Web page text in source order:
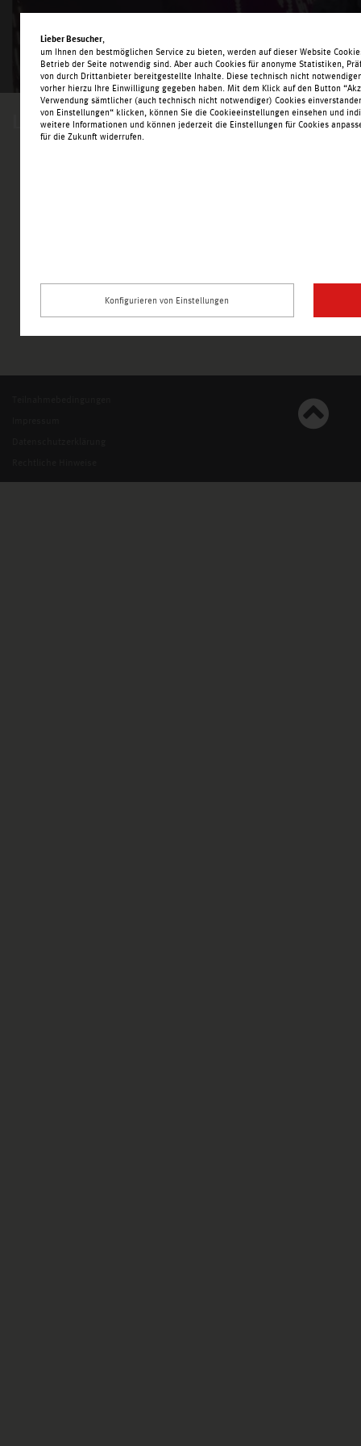
1 2 3 4 5 6 7 8 9 10 11 12
18
19 20 21 22
Leicht zu finden, bequem zu erreichen.
Lieber Besucher,
um Ihnen den bestmöglichen Service zu bieten, werden auf dieser Website
Betrieb der Seite notwendig sind. Aber auch Cookies für anonyme Statistiken,
von durch Drittanbieter bereitgestellte Inhalte. Diese technisch nicht
vorher hierzu Ihre Einwilligung gegeben haben. Mit dem Klick auf den Button
Verwendung sämtlicher (auch technisch nicht notwendiger) Cookies
von Einstellungen“ klicken, können Sie die Cookieeinstellungen einsehen und
weitere Informationen und können jederzeit die Einstellungen für Cookies
für die Zukunft widerrufen.
Konfigurieren von Einstellungen